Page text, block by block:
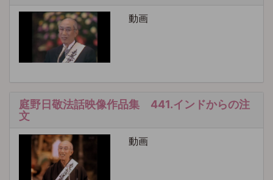
動画
庭野日敬法話映像作品集 441.インドからの注
文
動画